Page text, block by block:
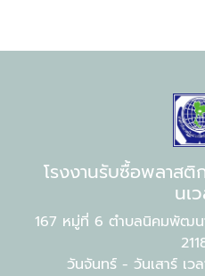
โรงงานรับซื้อพลาสติ
นเ
167 หมู่ที่ 6 ตำบลนิคมพัฒ
วันจันทร์ - วันเสาร์ เ